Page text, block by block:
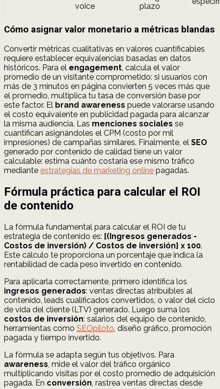
voice
plazo
Cómo asignar valor monetario a métricas blandas
Convertir métricas cualitativas en valores cuantificables
requiere establecer equivalencias basadas en datos
históricos. Para el engagement, calcula el valor
promedio de un visitante comprometido: si usuarios con
más de 3 minutos en página convierten 5 veces más que
el promedio, multiplica tu tasa de conversión base por
este factor. El brand awareness puede valorarse usando
el costo equivalente en publicidad pagada para alcanzar
la misma audiencia. Las menciones sociales se
cuantifican asignándoles el CPM (costo por mil
impresiones) de campañas similares. Finalmente, el SEO
generado por contenido de calidad tiene un valor
calculable: estima cuánto costaría ese mismo tráfico
mediante estrategias de marketing online pagadas.
Fórmula práctica para calcular el ROI
de contenido
La fórmula fundamental para calcular el ROI de tu
estrategia de contenido es: [(Ingresos generados -
Costos de inversión) / Costos de inversión] x 100.
Este cálculo te proporciona un porcentaje que indica la
rentabilidad de cada peso invertido en contenido.
Para aplicarla correctamente, primero identifica los
ingresos generados: ventas directas atribuibles al
contenido, leads cualificados convertidos, o valor del ciclo
de vida del cliente (LTV) generado. Luego suma los
costos de inversión: salarios del equipo de contenido,
herramientas como SEOpiloto, diseño gráfico, promoción
pagada y tiempo invertido.
La fórmula se adapta según tus objetivos. Para
awareness, mide el valor del tráfico orgánico
multiplicando visitas por el costo promedio de adquisición
pagada. En conversión, rastrea ventas directas desde